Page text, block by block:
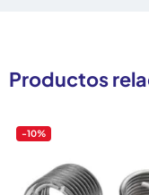
Productos
-10%